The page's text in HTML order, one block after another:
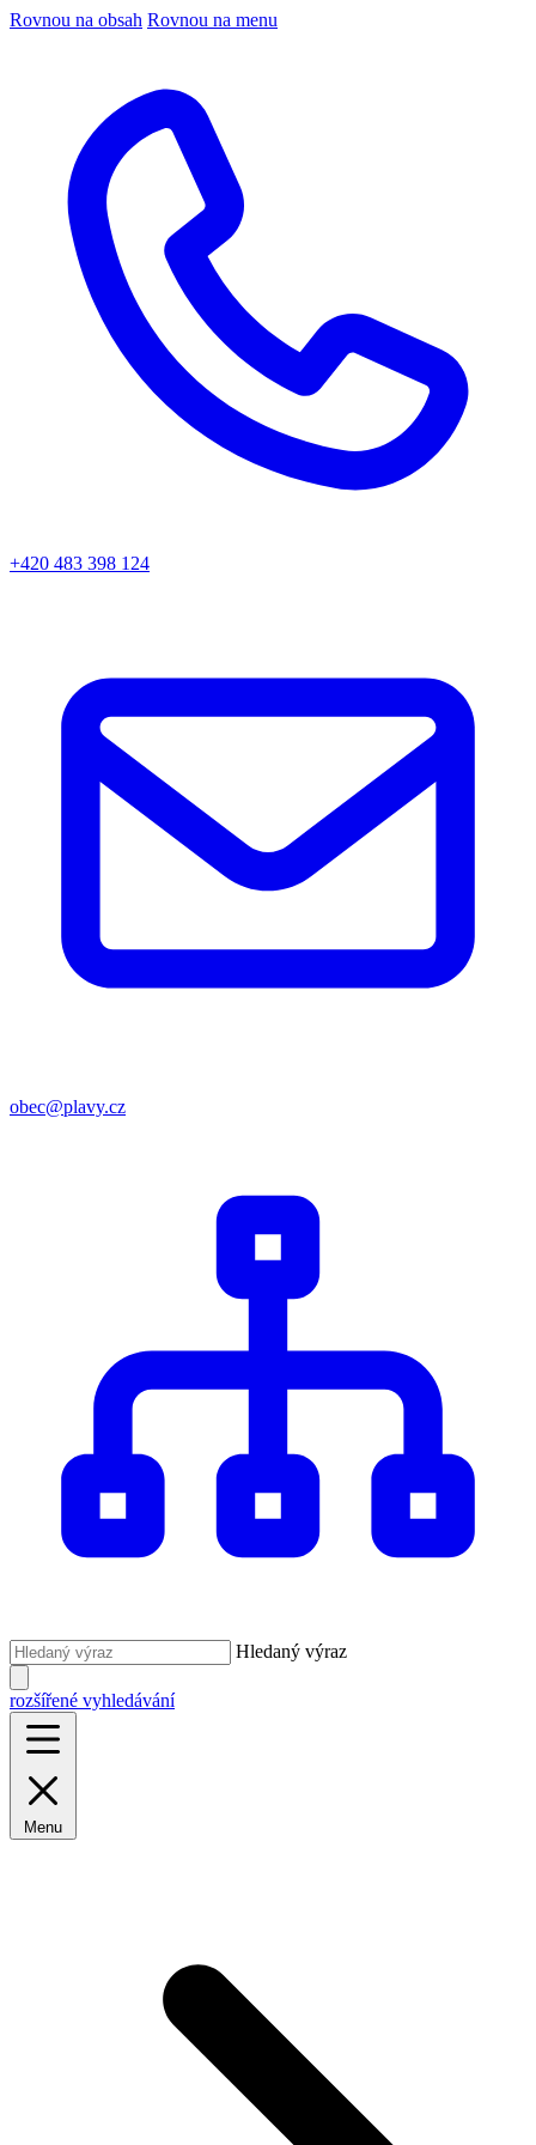
Rovnou na obsah Rovnou na menu
+420 483 398 124
obec@plavy.cz
Hledaný výraz
rozšířené vyhledávání
Menu